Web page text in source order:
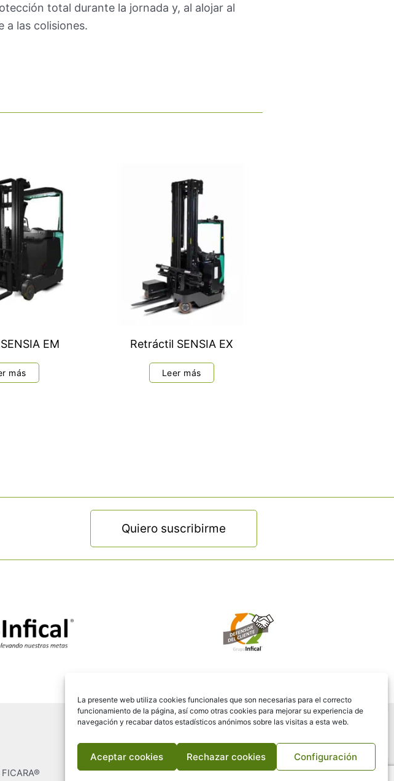
La presente web utiliza cookies funcionales que son necesarias para el correcto
funcionamiento de la página, así como otras cookies para mejorar su experiencia de
navegación y recabar datos estadísticos anónimos sobre las visitas a esta web.
Aceptar cookies Rechazar cookies Configuración
total durante la jornada y, al alojar al
a las colisiones.
EM
más
Retráctil SENSIA EX
Leer más
Quiero suscribirme